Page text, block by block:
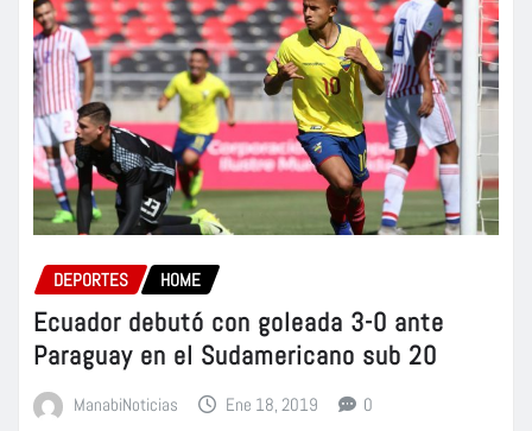
DEPORTES HOME
Ecuador debutó con goleada 3-0 ante
Paraguay en el Sudamericano sub 20
ManabiNoticias Ene 18, 2019 0